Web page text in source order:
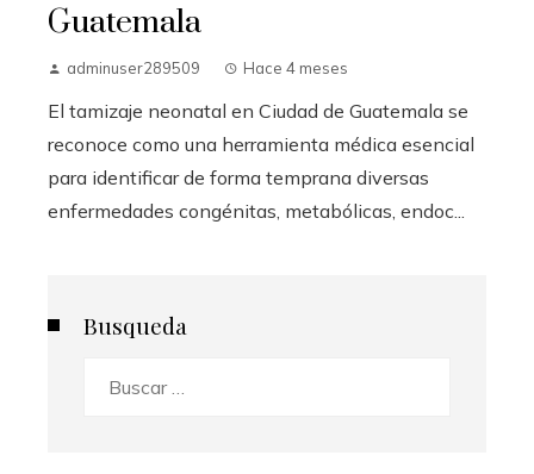
Guatemala
adminuser289509 Hace 4 meses
El tamizaje neonatal en Ciudad de Guatemala se
reconoce como una herramienta médica esencial
para identificar de forma temprana diversas
enfermedades congénitas, metabólicas, endoc...
Busqueda